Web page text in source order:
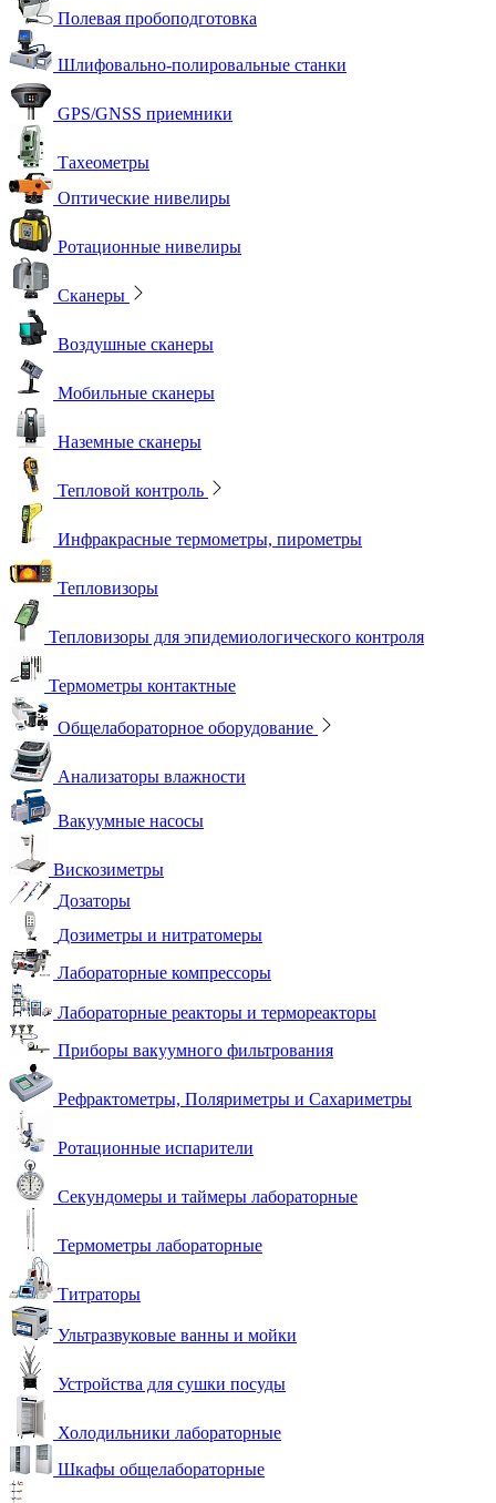
Полевая пробоподготовка
Шлифовально-полировальные станки
GPS/GNSS приемники
Тахеометры
Оптические нивелиры
Ротационные нивелиры
Сканеры
Воздушные сканеры
Мобильные сканеры
Наземные сканеры
Тепловой контроль
Инфракрасные термометры, пирометры
Тепловизоры
Тепловизоры для эпидемиологического контроля
Термометры контактные
Общелабораторное оборудование
Анализаторы влажности
Вакуумные насосы
Вискозиметры
Дозаторы
Дозиметры и нитратомеры
Лабораторные компрессоры
Лабораторные реакторы и термореакторы
Приборы вакуумного фильтрования
Рефрактометры, Поляриметры и Сахариметры
Ротационные испарители
Секундомеры и таймеры лабораторные
Термометры лабораторные
Титраторы
Ультразвуковые ванны и мойки
Устройства для сушки посуды
Холодильники лабораторные
Шкафы общелабораторные